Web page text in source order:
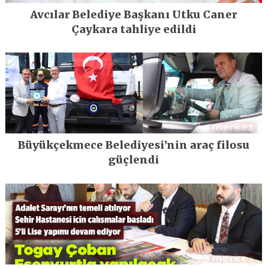
Avcılar Belediye Başkanı Utku Caner
Çaykara tahliye edildi
Büyükçekmece Belediyesi’nin araç filosu
güçlendi